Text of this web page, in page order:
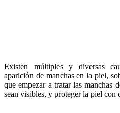
Existen múltiples y diversas
aparición de manchas en la piel,
que empezar a tratar las manchas
sean visibles, y proteger la piel con